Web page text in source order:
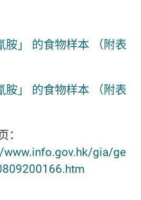
胺」 的食物样本 （附表
胺」 的食物样本 （附表
gia/ge